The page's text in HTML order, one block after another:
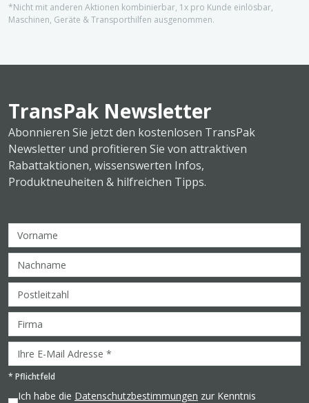
*Nicht mit anderen Aktionen kombinierbar, 1x pro Kunde einlösbar,
Maschinen, Geräte & Transporthilfen ausgenommen.
TransPak Newsletter
Abonnieren Sie jetzt den kostenlosen TransPak
Newsletter und profitieren Sie von attraktiven
Rabattaktionen, wissenswerten Infos,
Produktneuheiten & hilfreichen Tipps.
* Pflichtfeld
Ich habe die Datenschutzbestimmungen zur Kenntnis